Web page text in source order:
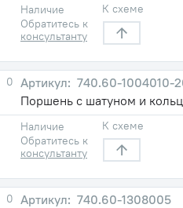
Наличие
Обратитесь к
консультанту
К схеме
0
740.60-1004010-
Поршень с шатуном и
Наличие
Обратитесь к
консультанту
К схеме
0
740.60-1308005